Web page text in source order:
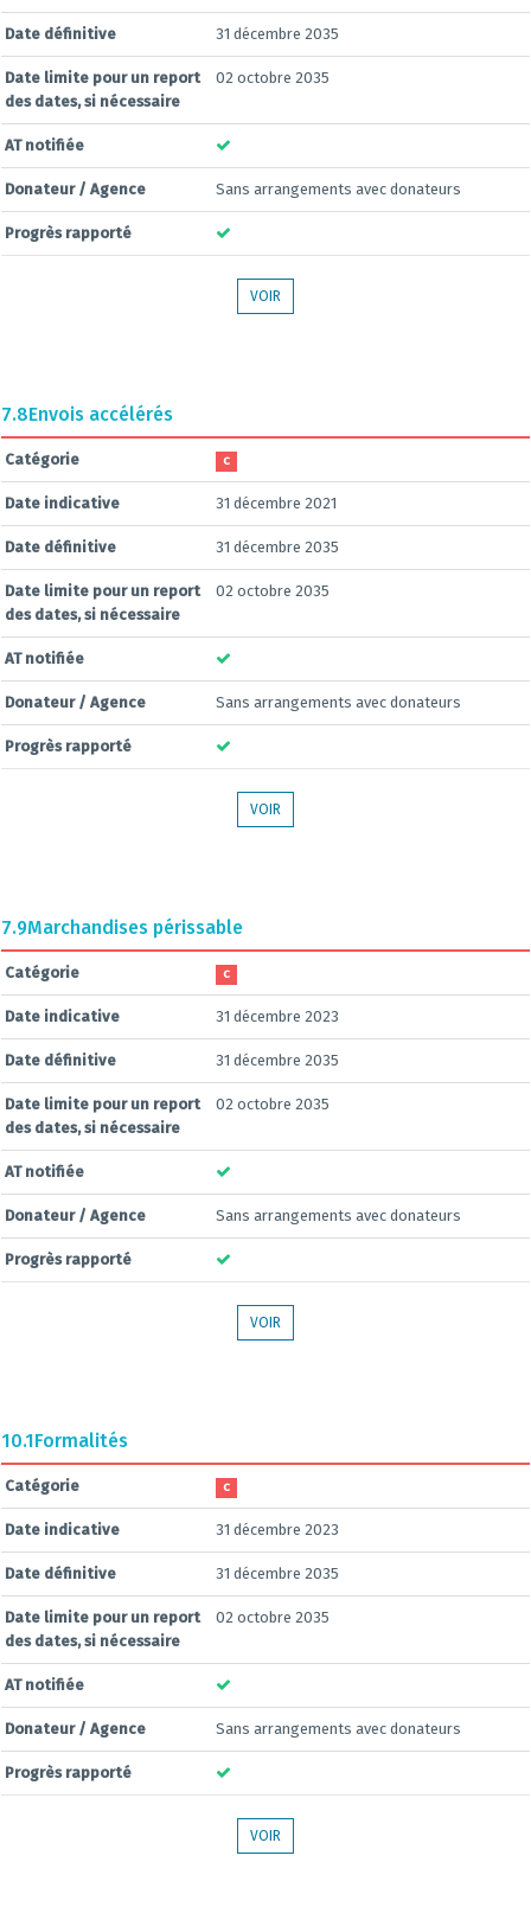
Date définitive 31 décembre 2035
Date limite pour un report
des dates, si nécessaire
02 octobre 2035
AT notifiée
Donateur / Agence Sans arrangements avec donateurs
Progrès rapporté
VOIR
7.8Envois accélérés
Catégorie C
Date indicative 31 décembre 2021
Date définitive 31 décembre 2035
Date limite pour un report
des dates, si nécessaire
02 octobre 2035
AT notifiée
Donateur / Agence Sans arrangements avec donateurs
Progrès rapporté
VOIR
7.9Marchandises périssable
Catégorie C
Date indicative 31 décembre 2023
Date définitive 31 décembre 2035
Date limite pour un report
des dates, si nécessaire
02 octobre 2035
AT notifiée
Donateur / Agence Sans arrangements avec donateurs
Progrès rapporté
VOIR
10.1Formalités
Catégorie C
Date indicative 31 décembre 2023
Date définitive 31 décembre 2035
Date limite pour un report
des dates, si nécessaire
02 octobre 2035
AT notifiée
Donateur / Agence Sans arrangements avec donateurs
Progrès rapporté
VOIR